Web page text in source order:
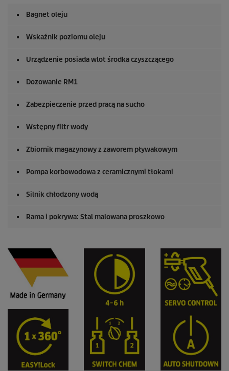
Bagnet oleju
Wskaźnik poziomu oleju
Urządzenie posiada wlot środka czyszczącego
Dozowanie RM1
Zabezpieczenie przed pracą na sucho
Wstępny filtr wody
Zbiornik magazynowy z zaworem pływakowym
Pompa korbowodowa z ceramicznymi tłokami
Silnik chłodzony wodą
Rama i pokrywa: Stal malowana proszkowo